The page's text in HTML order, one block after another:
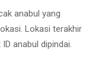
anabul yang
Lokasi terakhir
anabul dipindai.